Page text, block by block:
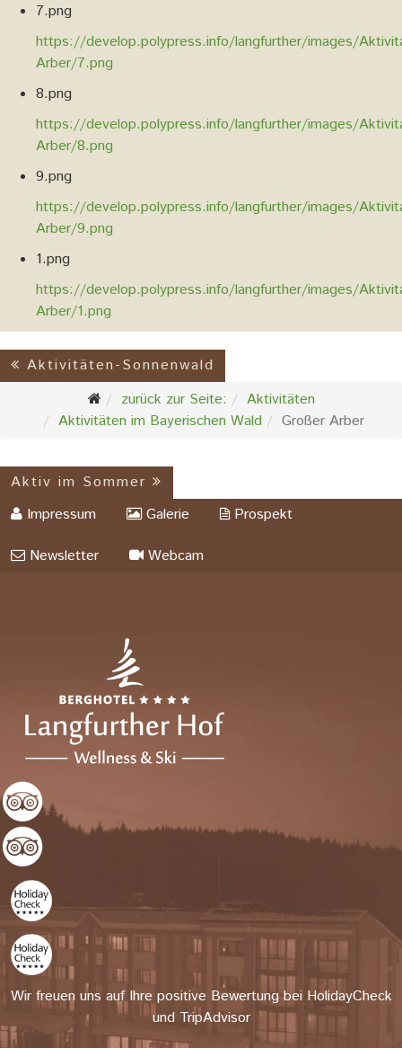
7.png
https://develop.polypress.info/langfurther/images/
Arber/7.png
8.png
https://develop.polypress.info/langfurther/images/
Arber/8.png
9.png
https://develop.polypress.info/langfurther/images/
Arber/9.png
1.png
https://develop.polypress.info/langfurther/images/
Arber/1.png
Aktivitäten-Sonnenwald
zurück zur Seite:
Aktivitäten
Aktivitäten im Bayerischen Wald
Großer Arber
Aktiv im Sommer
Impressum
Galerie
Prospekt
Newsletter
Webcam
Wir freuen uns auf Ihre positive Bewertung bei HolidayCheck
und TripAdvisor